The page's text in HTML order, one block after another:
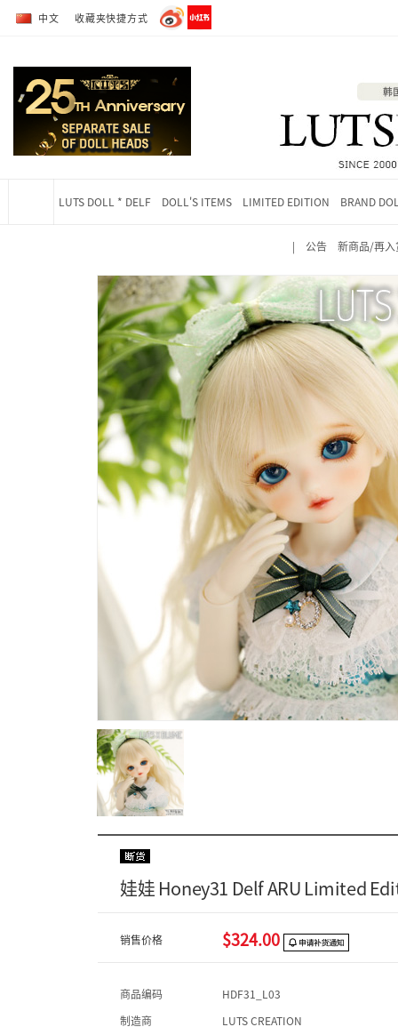
中文 收藏夹快捷方式
LUTS DOLL * DELF DOLL'S ITEMS LIMITED EDITION BRAND
| 公告 新商品/再入
娃娃 Honey31 Delf ARU Limited
销售价格 $324.00
商品编码
HDF31_L03
制造商
LUTS CREATION